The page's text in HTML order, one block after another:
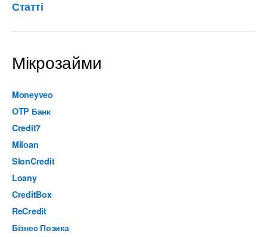
Статті
Мікрозайми
Moneyveo
OTP Банк
Credit7
Miloan
SlonCredit
Loany
CreditBox
ReCredit
Бізнес Позика